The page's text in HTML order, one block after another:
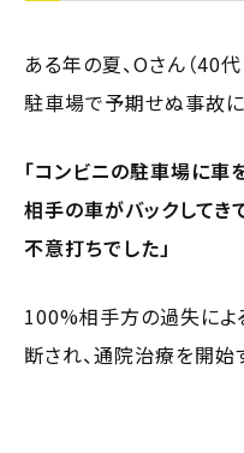
ある年の夏、Oさん（40
駐車場で予期せぬ事故に
「コンビニの駐車場に車
相手の車がバックしてき
不意打ちでした」
100%相手方の過失によ
断され、通院治療を開始